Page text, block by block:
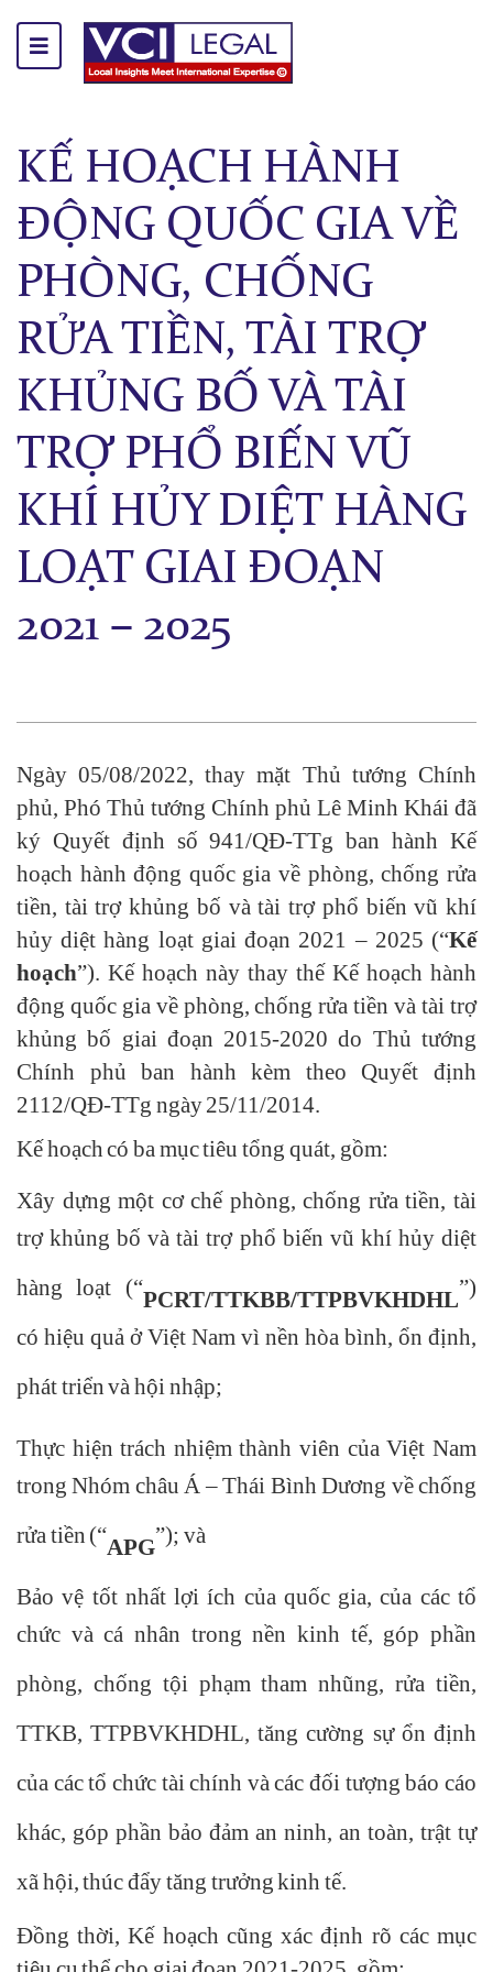
KẾ HOẠCH HÀNH
ĐỘNG QUỐC GIA VỀ
PHÒNG, CHỐNG
RỬA TIỀN, TÀI TRỢ
KHỦNG BỐ VÀ TÀI
TRỢ PHỔ BIẾN VŨ
KHÍ HỦY DIỆT HÀNG
LOẠT GIAI ĐOẠN
2021 – 2025
Ngày 05/08/2022, thay mặt Thủ tướng Chính
phủ, Phó Thủ tướng Chính phủ Lê Minh Khái đã
ký Quyết định số 941/QĐ-TTg ban hành Kế
hoạch hành động quốc gia về phòng, chống rửa
tiền, tài trợ khủng bố và tài trợ phổ biến vũ khí
hủy diệt hàng loạt giai đoạn 2021 – 2025 (“Kế
hoạch”). Kế hoạch này thay thế Kế hoạch hành
động quốc gia về phòng, chống rửa tiền và tài trợ
khủng bố giai đoạn 2015-2020 do Thủ tướng
Chính phủ ban hành kèm theo Quyết định
2112/QĐ-TTg ngày 25/11/2014.
Kế hoạch có ba mục tiêu tổng quát, gồm:
Xây dựng một cơ chế phòng, chống rửa tiền, tài
trợ khủng bố và tài trợ phổ biến vũ khí hủy diệt
hàng loạt (“PCRT/TTKBB/TTPBVKHDHL”)
có hiệu quả ở Việt Nam vì nền hòa bình, ổn định,
phát triển và hội nhập;
Thực hiện trách nhiệm thành viên của Việt Nam
trong Nhóm châu Á – Thái Bình Dương về chống
rửa tiền (“APG”); và
Bảo vệ tốt nhất lợi ích của quốc gia, của các tổ
chức và cá nhân trong nền kinh tế, góp phần
phòng, chống tội phạm tham nhũng, rửa tiền,
TTKB, TTPBVKHDHL, tăng cường sự ổn định
của các tổ chức tài chính và các đối tượng báo cáo
khác, góp phần bảo đảm an ninh, an toàn, trật tự
xã hội, thúc đẩy tăng trưởng kinh tế.
Đồng thời, Kế hoạch cũng xác định rõ các mục